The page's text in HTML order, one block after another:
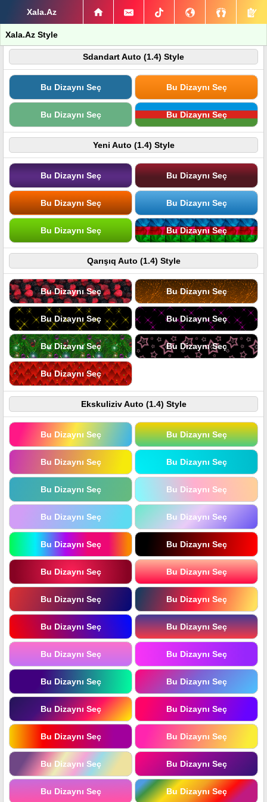
Xala.Az
Xala.Az Style
Sdandart Auto (1.4) Style
Bu Dizaynı Seç Bu Dizaynı Seç
Bu Dizaynı Seç Bu Dizaynı Seç
Yeni Auto (1.4) Style
Bu Dizaynı Seç Bu Dizaynı Seç
Bu Dizaynı Seç Bu Dizaynı Seç
Bu Dizaynı Seç Bu Dizaynı Seç
Qarışıq Auto (1.4) Style
Bu Dizaynı Seç Bu Dizaynı Seç
Bu Dizaynı Seç Bu Dizaynı Seç
Bu Dizaynı Seç Bu Dizaynı Seç
Bu Dizaynı Seç
Ekskuliziv Auto (1.4) Style
Bu Dizaynı Seç Bu Dizaynı Seç
Bu Dizaynı Seç Bu Dizaynı Seç
Bu Dizaynı Seç Bu Dizaynı Seç
Bu Dizaynı Seç Bu Dizaynı Seç
Bu Dizaynı Seç Bu Dizaynı Seç
Bu Dizaynı Seç Bu Dizaynı Seç
Bu Dizaynı Seç Bu Dizaynı Seç
Bu Dizaynı Seç Bu Dizaynı Seç
Bu Dizaynı Seç Bu Dizaynı Seç
Bu Dizaynı Seç Bu Dizaynı Seç
Bu Dizaynı Seç Bu Dizaynı Seç
Bu Dizaynı Seç Bu Dizaynı Seç
Bu Dizaynı Seç Bu Dizaynı Seç
Bu Dizaynı Seç Bu Dizaynı Seç